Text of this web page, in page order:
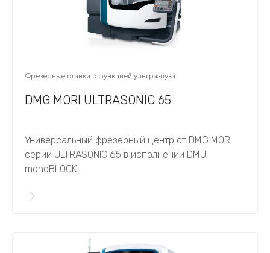
Фрезерные станки с функцией ультразвука
DMG MORI ULTRASONIC 65
Универсальный фрезерный центр от DMG MORI
серии ULTRASONIC 65 в исполнении DMU
monoBLOCK.